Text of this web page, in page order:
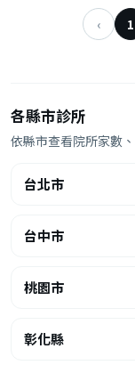
‹ 1
各縣市診所
依縣市查看院所家數
台北市
台中市
桃園市
彰化縣